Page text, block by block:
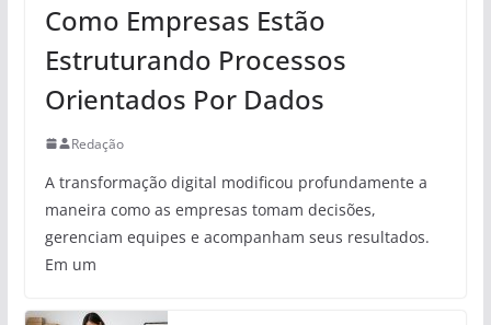
Como Empresas Estão
Estruturando Processos
Orientados Por Dados
Redação
A transformação digital modificou profundamente a
maneira como as empresas tomam decisões,
gerenciam equipes e acompanham seus resultados.
Em um